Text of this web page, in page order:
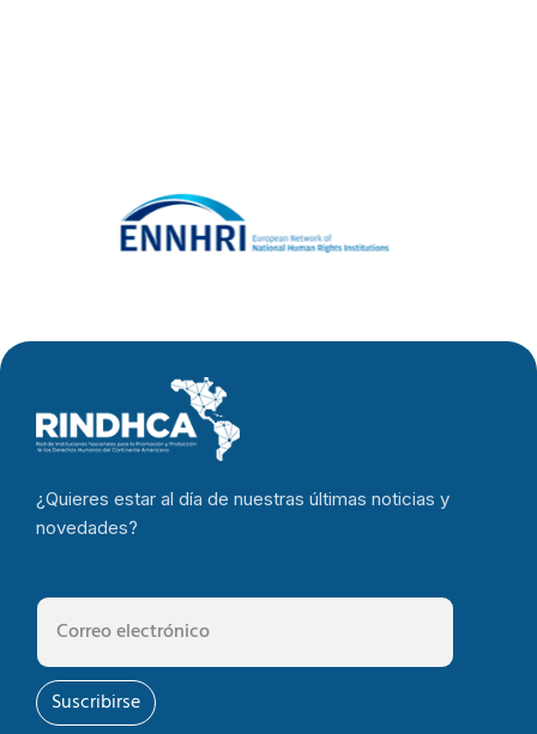
¿Quieres estar al día de nuestras últimas noticias y
novedades?
Suscribirse